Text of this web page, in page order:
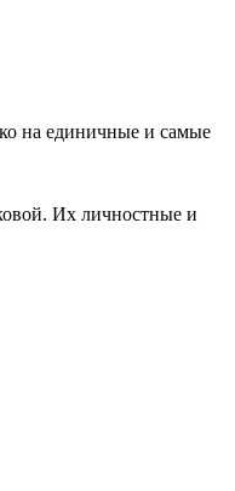
на единичные и самые
Их личностные и